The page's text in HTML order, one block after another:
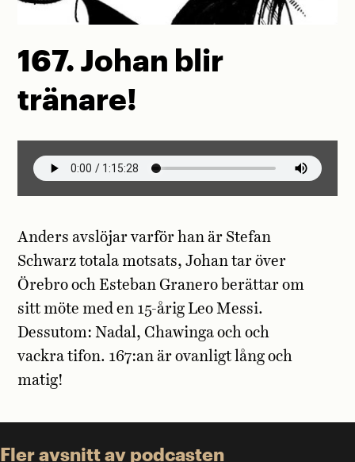
167. Johan blir
tränare!
Anders avslöjar varför han är Stefan
Schwarz totala motsats, Johan tar över
Örebro och Esteban Granero berättar om
sitt möte med en 15-årig Leo Messi.
Dessutom: Nadal, Chawinga och och
vackra tifon. 167:an är ovanligt lång och
matig!
Fler avsnitt av podcasten